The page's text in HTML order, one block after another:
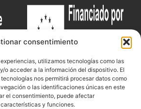
consentimiento
utilizamos tecnologías como las
o acceder a la información del dispositivo. El
nos permitirá procesar datos como
o las identificaciones únicas en este
el consentimiento, puede afectar
y funciones.
Documentacio